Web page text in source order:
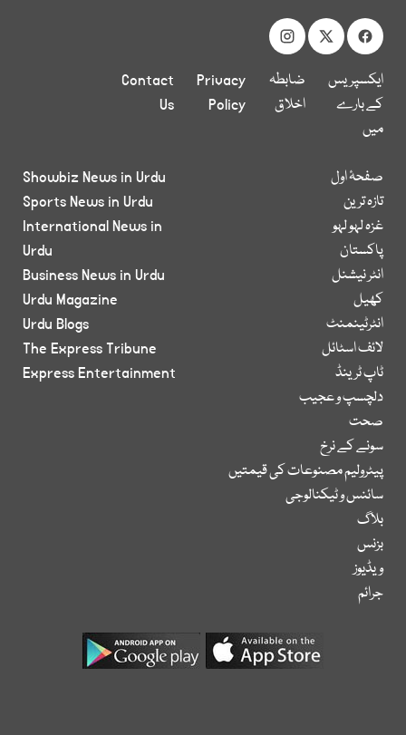
ایکسپریس
کے بارے
میں
ضابطہ
اخلاق
Privacy
Policy
Contact
Us
صفحۂ اول
تازہ ترین
غزہ لہو لہو
پاکستان
انٹر نیشنل
کھیل
انٹرٹینمنٹ
لائف اسٹائل
ٹاپ ٹرینڈ
دلچسپ و عجیب
صحت
سونے کے نرخ
پیٹرولیم مصنوعات کی قیمتیں
سائنس و ٹیکنالوجی
بلاگ
بزنس
ویڈیوز
جرائم
Showbiz News in Urdu
Sports News in Urdu
International News in
Urdu
Business News in Urdu
Urdu Magazine
Urdu Blogs
The Express Tribune
Express Entertainment